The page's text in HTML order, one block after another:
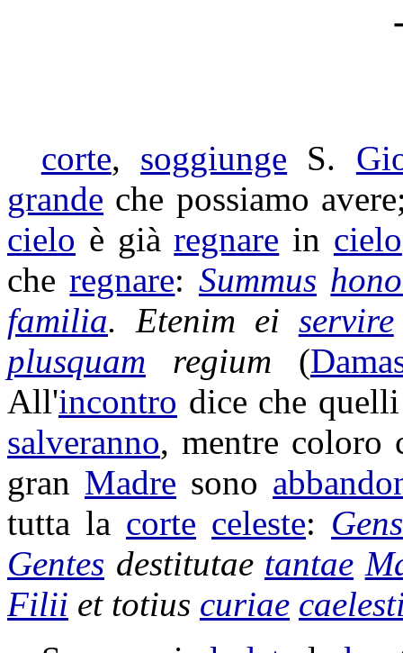
corte, soggiunge S.
grande che possiamo
cielo è giàregnare in cielo
cheregnare: Summus
familia. Etenim ei servire
plusquam
regium (
All'incontro dice che
salveranno, mentre coloro
gran Madre sono
tutta la corte celeste: Gens
Gentes destitutae tantae
Filii et totius curiae